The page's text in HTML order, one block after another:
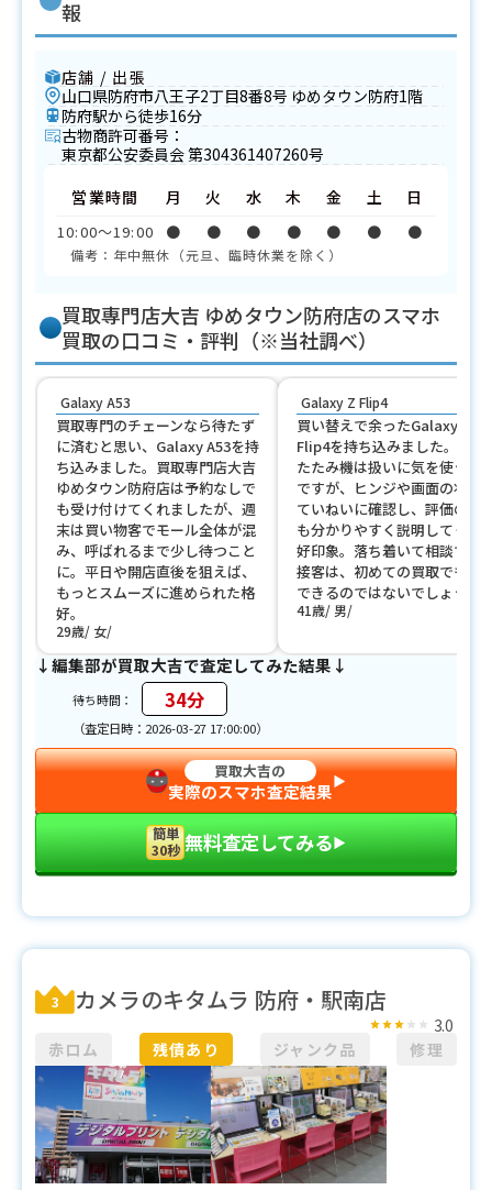
報
店舗 / 出張
山口県防府市八王子2丁目8番8号 ゆめタウン防府1階
防府駅から徒歩16分
古物商許可番号：
東京都公安委員会 第304361407260号
営業時間
10:00〜19:00
月
●
火
●
水
●
木
●
金
●
土
●
日
●
備考：年中無休（元旦、臨時休業を除く）
買取専門店大吉 ゆめタウン防府店のスマホ
買取の口コミ・評判（※当社調べ）
Galaxy A53
買取専門のチェーンなら待たず
に済むと思い、Galaxy A53を持
ち込みました。買取専門店大吉
ゆめタウン防府店は予約なしで
も受け付けてくれましたが、週
末は買い物客でモール全体が混
み、呼ばれるまで少し待つこと
に。平日や開店直後を狙えば、
もっとスムーズに進められた格
好。
29歳 女
Galaxy Z Flip4
買い替えで余ったGalaxy Z
Flip4を持ち込みました。折り
たたみ機は扱いに気を使うも
ですが、ヒンジや画面の状態
ていねいに確認し、評価の理
も分かりやすく説明してくれ
好印象。落ち着いて相談でき
接客は、初めての買取でも安
できるのではないでしょうか
41歳 男
↓編集部が買取大吉で査定してみた結果↓
待ち時間： 34分
（査定日時：2026-03-27 17:00:00）
買取大吉の
実際のスマホ査定結果▶︎
簡単
30秒 無料査定してみる▶︎
3 カメラのキタムラ 防府・駅南店
赤ロム 残債あり ジャンク品 修理
3.0